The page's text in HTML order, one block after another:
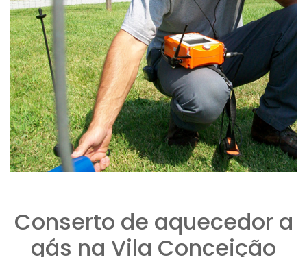
Conserto de aquecedor a
gás na Vila Conceição